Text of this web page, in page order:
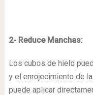
2- Reduce Manchas:
Los cubos de hielo
y el enrojecimiento de
puede aplicar